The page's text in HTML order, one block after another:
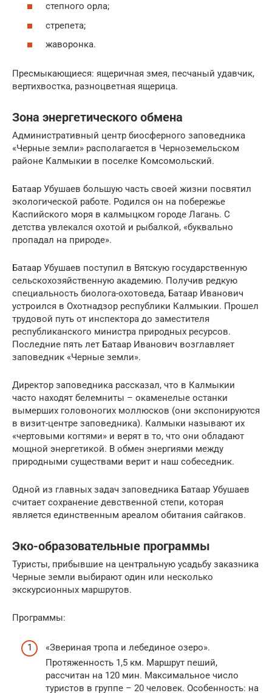
степного орла;
стрепета;
жаворонка.
Пресмыкающиеся: ящеричная змея, песчаный удавчик,
вертихвостка, разноцветная ящерица.
Зона энергетического обмена
Административный центр биосферного заповедника
«Черные земли» располагается в Черноземельском
районе Калмыкии в поселке Комсомольский.
Батаар Убушаев большую часть своей жизни посвятил
экологической работе. Родился он на побережье
Каспийского моря в калмыцком городе Лагань. С
детства увлекался охотой и рыбалкой, «буквально
пропадал на природе».
Батаар Убушаев поступил в Вятскую государственную
сельскохозяйственную академию. Получив редкую
специальность биолога-охотоведа, Батаар Иванович
устроился в Охотнадзор республики Калмыкии. Прошел
трудовой путь от инспектора до заместителя
республиканского министра природных ресурсов.
Последние пять лет Батаар Иванович возглавляет
заповедник «Черные земли».
Директор заповедника рассказал, что в Калмыкии
часто находят белемниты – окаменелые останки
вымерших головоногих моллюсков (они экспонируются
в визит-центре заповедника). Калмыки называют их
«чертовыми когтями» и верят в то, что они обладают
мощной энергетикой. В обмен энергиями между
природными существами верит и наш собеседник.
Одной из главных задач заповедника Батаар Убушаев
считает сохранение девственной степи, которая
является единственным ареалом обитания сайгаков.
Эко-образовательные программы
Туристы, прибывшие на центральную усадьбу заказника
Черные земли выбирают один или несколько
экскурсионных маршрутов.
Программы:
«Звериная тропа и лебединое озеро».
Протяженность 1,5 км. Маршрут пеший,
рассчитан на 120 мин. Максимальное число
туристов в группе – 20 человек. Особенность: на